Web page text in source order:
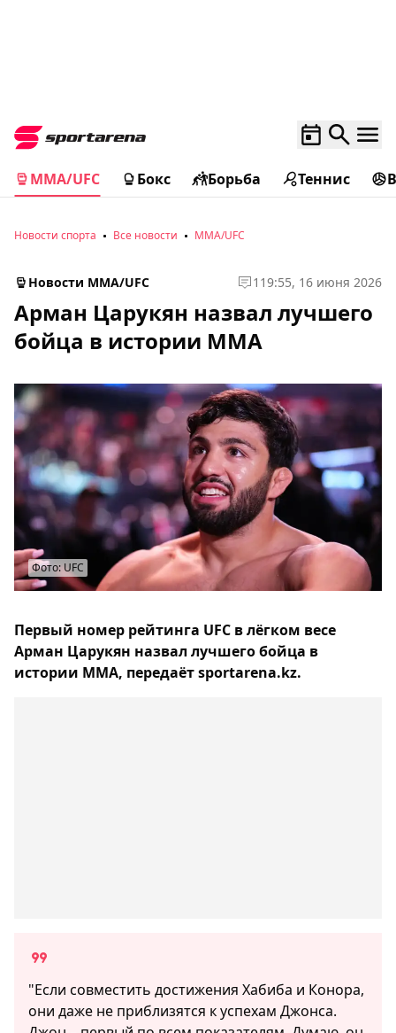
MMA/UFC Бокс Борьба Теннис
Новости спорта Все новости MMA/UFC
Новости MMA/UFC 1 19:55, 16 июня 2026
Арман Царукян назвал лучшего
бойца в истории MMA
Фото: UFC
Первый номер рейтинга UFC в лёгком весе
Арман Царукян назвал лучшего бойца в
истории MMА, передаёт sportarena.kz.
"Если совместить достижения Хабиба и Конора,
они даже не приблизятся к успехам Джонса.